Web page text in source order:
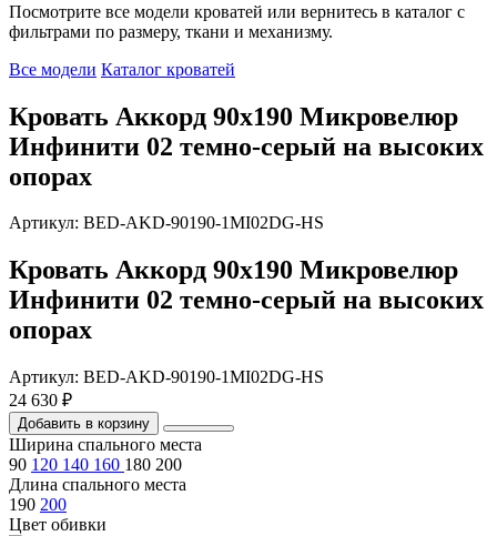
Посмотрите все модели кроватей или вернитесь в каталог с
фильтрами по размеру, ткани и механизму.
Все модели Каталог кроватей
Кровать Аккорд 90х190 Микровелюр
Инфинити 02 темно-серый на высоких
опорах
Артикул: BED-AKD-90190-1MI02DG-HS
Кровать Аккорд 90х190 Микровелюр
Инфинити 02 темно-серый на высоких
опорах
Артикул: BED-AKD-90190-1MI02DG-HS
24 630 ₽
Добавить в корзину
Ширина спального места
90 120 140 160 180 200
Длина спального места
190 200
Цвет обивки